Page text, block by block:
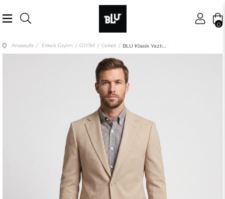
0
Anasayfa Erkek Giyim GİYİM Ceket